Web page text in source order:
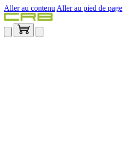
Aller au contenu Aller au pied de page